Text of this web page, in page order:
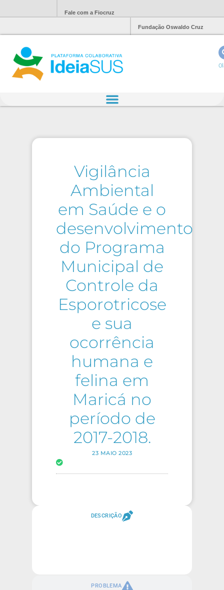
Fale com a Fiocruz
Fundação Oswaldo Cruz
Vigilância
Ambiental
em Saúde e o
desenvolvimento
do Programa
Municipal de
Controle da
Esporotricose
e sua
ocorrência
humana e
felina em
Maricá no
período de
2017-2018.
23 MAIO 2023
DESCRIÇÃO
PROBLEMA